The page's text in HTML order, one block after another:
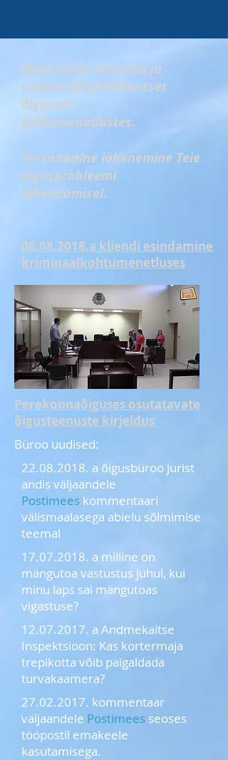
Õigusbüroo nõustab ja
osutab kõrgkvaliteetset
õigusabi
kohtumenetlustes.
Personaalne lähenemine Teie
õigusprobleemi
lahendamisel.
08.08.2018.a kliendi esindamine
kriminaalkohtumenetluses
Perekonnaõiguses osutatavate
õigusteenuste kirjeldus
Büroo uudised:
22.08.2018. a õigusbüroo jurist
andis väljaandele
Postimees kommentaari
välismaalasega abielu sõlmimise
teemal
17.07.2018. a milline on
mängutoa vastustus juhul, kui
minu laps sai mängutoas
vigastuse?
12.07.2017. a Andmekaitse
Inspektsioon: Kas kortermaja
trepikotta võib paigaldada
turvakaamera?
27.02.2017. kommentaar
väljaandele Postimees seoses
tööpostil emakeele
kasutamisega.